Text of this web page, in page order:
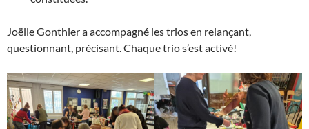
Joëlle Gonthier a accompagné les trios en relançant,
questionnant, précisant. Chaque trio s’est activé!